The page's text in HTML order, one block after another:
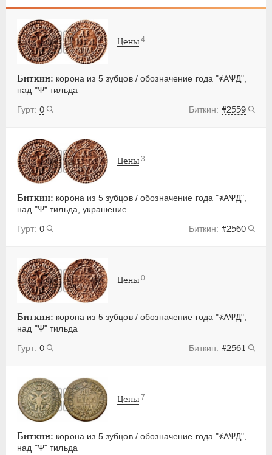
Биткин: корона из 5 зубцов / обозначение года "҂АѰД",
над "Ѱ" тильда
0
#2559
Цены 4
Биткин: корона из 5 зубцов / обозначение года "҂АѰД",
над "Ѱ" тильда, украшение
0
#2560
Цены 3
Биткин: корона из 5 зубцов / обозначение года "҂АѰД",
над "Ѱ" тильда
0
#2561
Цены 0
Биткин: корона из 5 зубцов / обозначение года "҂АѰД",
над "Ѱ" тильда
Цены 7